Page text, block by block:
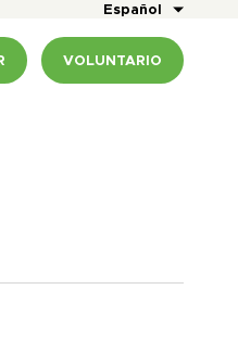
Español
VOLUNTARIO